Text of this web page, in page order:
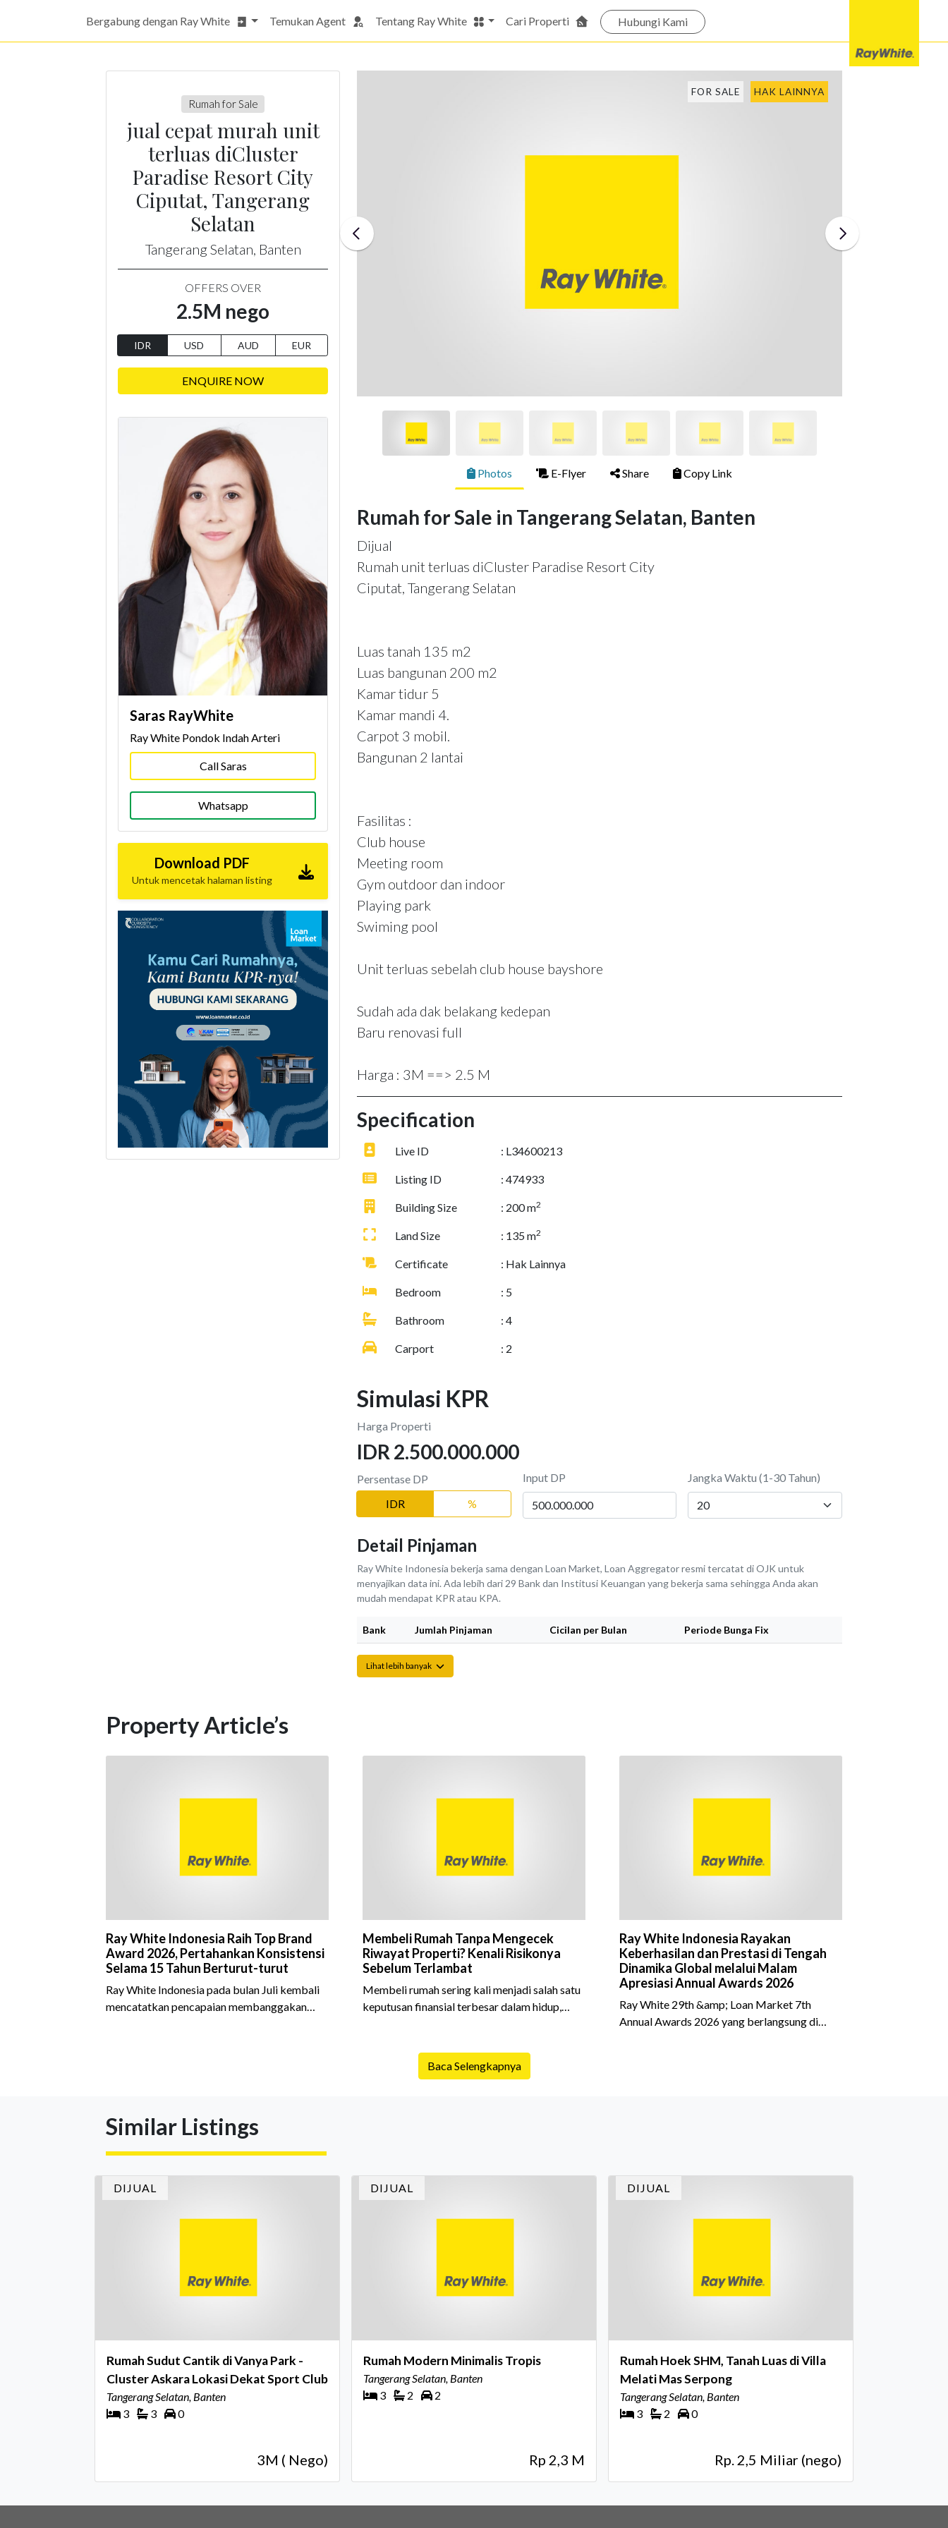
Bergabung dengan Ray White Temukan Agent Tentang Ray White Cari Properti Hubungi Kami
Rumah for Sale
jual cepat murah unit
terluas diCluster
Paradise Resort City
Ciputat, Tangerang
Selatan
Tangerang Selatan, Banten
OFFERS OVER
2.5M nego
IDR USD AUD EUR
ENQUIRE NOW
Saras RayWhite
Ray White Pondok Indah Arteri
Call Saras
Whatsapp
Download PDF
Untuk mencetak halaman listing
FOR SALE HAK LAINNYA
Photos E-Flyer Share Copy Link
Rumah for Sale in Tangerang Selatan, Banten
Dijual
Rumah unit terluas diCluster Paradise Resort City
Ciputat, Tangerang Selatan
Luas tanah 135 m2
Luas bangunan 200 m2
Kamar tidur 5
Kamar mandi 4.
Carpot 3 mobil.
Bangunan 2 lantai
Fasilitas :
Club house
Meeting room
Gym outdoor dan indoor
Playing park
Swiming pool
Unit terluas sebelah club house bayshore
Sudah ada dak belakang kedepan
Baru renovasi full
Harga : 3M ==> 2.5 M
Specification
Live ID : L34600213
Listing ID : 474933
Building Size : 200 m2
Land Size : 135 m2
Certificate : Hak Lainnya
Bedroom : 5
Bathroom : 4
Carport : 2
Simulasi KPR
Harga Properti
IDR 2.500.000.000
Persentase DP
IDR
%
Input DP Jangka Waktu (1-30 Tahun)
Detail Pinjaman
Ray White Indonesia bekerja sama dengan Loan Market, Loan Aggregator resmi tercatat di OJK untuk
menyajikan data ini. Ada lebih dari 29 Bank dan Institusi Keuangan yang bekerja sama sehingga Anda akan
mudah mendapat KPR atau KPA.
Bank Jumlah Pinjaman Cicilan per Bulan Periode Bunga Fix
Lihat lebih banyak
Property Article’s
Ray White Indonesia Raih Top Brand
Award 2026, Pertahankan Konsistensi
Selama 15 Tahun Berturut-turut
Ray White Indonesia pada bulan Juli kembali
mencatatkan pencapaian membanggakan
konsistensi, kepercayaan masyarakat, dan
kualitas layanan yang terus dijaga oleh seluruh
jaringan Ray White Indonesia. Top Brand
Award m
Membeli Rumah Tanpa Mengecek
Riwayat Properti? Kenali Risikonya
Sebelum Terlambat
Membeli rumah sering kali menjadi salah satu
keputusan finansial terbesar dalam hidup,
kepemilikan hunian maupun investasi properti.
Namun dalam prosesnya, tidak sedikit calon
Ray White Indonesia Rayakan
Keberhasilan dan Prestasi di Tengah
Dinamika Global melalui Malam
Apresiasi Annual Awards 2026
Ray White 29th &amp; Loan Market 7th
Annual Awards 2026 yang berlangsung di
ini dihadiri oleh Country Director Ray White
Indon
Baca Selengkapnya
Similar Listings
DIJUAL
Rumah Sudut Cantik di Vanya Park -
Cluster Askara Lokasi Dekat Sport Club
Tangerang Selatan, Banten
3
3 0
3M ( Nego)
DIJUAL
Rumah Modern Minimalis Tropis
Tangerang Selatan, Banten
3
2 2
Rp 2,3 M
DIJUAL
Rumah Hoek SHM, Tanah Luas di Villa
Melati Mas Serpong
Tangerang Selatan, Banten
3
2 0
Rp. 2,5 Miliar (nego)